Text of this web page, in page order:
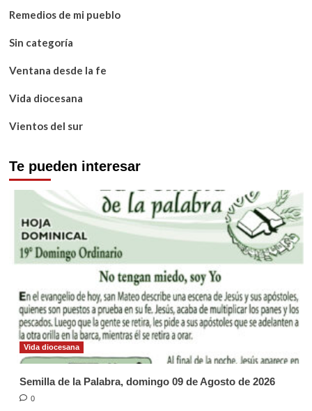
Remedios de mi pueblo
Sin categoría
Ventana desde la fe
Vida diocesana
Vientos del sur
Te pueden interesar
Vida diocesana
Semilla de la Palabra, domingo 09 de Agosto de 2026
0